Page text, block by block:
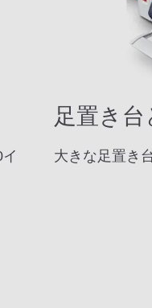
足置き
大きな足置き